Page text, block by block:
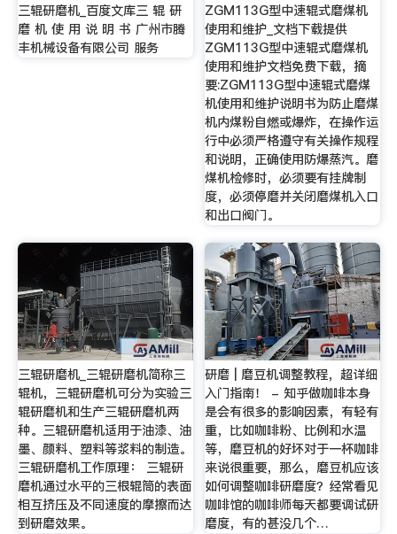
三辊研磨机_百度文库三 辊 研
磨 机 使 用 说 明 书 广州市腾
丰机械设备有限公司 服务
ZGM113G型中速辊式磨煤机
使用和维护_文档下载提供
ZGM113G型中速辊式磨煤机
使用和维护文档免费下载，摘
要:ZGM113G型中速辊式磨煤
机使用和维护说明书为防止磨煤
机内煤粉自燃或爆炸，在操作运
行中必须严格遵守有关操作规程
和说明，正确使用防爆蒸汽。磨
煤机检修时，必须要有挂牌制
度，必须停磨并关闭磨煤机入口
和出口阀门。
三辊研磨机_三辊研磨机简称三
辊机，三辊研磨机可分为实验三
辊研磨机和生产三辊研磨机两
种。三辊研磨机适用于油漆、油
墨、颜料、塑料等浆料的制造。
三辊研磨机工作原理： 三辊研
磨机通过水平的三根辊筒的表面
相互挤压及不同速度的摩擦而达
到研磨效果。
研磨 | 磨豆机调整教程，超详细
入门指南！ - 知乎做咖啡本身
是会有很多的影响因素，有轻有
重，比如咖啡粉、比例和水温
等，磨豆机的好坏对于一杯咖啡
来说很重要，那么，磨豆机应该
如何调整咖啡研磨度？经常看见
咖啡馆的咖啡师每天都要调试研
磨度，有的甚没几个…